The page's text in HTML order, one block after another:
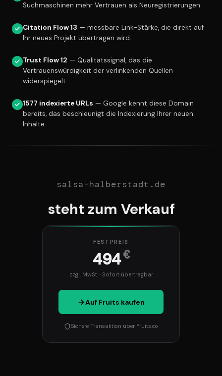
Suchmaschinen mehr Vertrauen als Neuregistrierungen.
Citation Flow 13 — messbare Link-Stärke, die direkt auf
Ihr neues Projekt übertragen wird.
Trust Flow 12 — Qualitätssignal, das die
Vertrauenswürdigkeit der verlinkenden Quellen
widerspiegelt.
1577 indexierte URLs — Google kennt diese Domain
bereits, das beschleunigt die Indexierung Ihrer neuen
Inhalte.
salsa-halberstadt.de
steht zum Verkauf
FESTPREIS
494€
zzgl. MwSt. · Sofort übertragbar
Auf Fruits kaufen
Sichere Transaktion über Fruits.co